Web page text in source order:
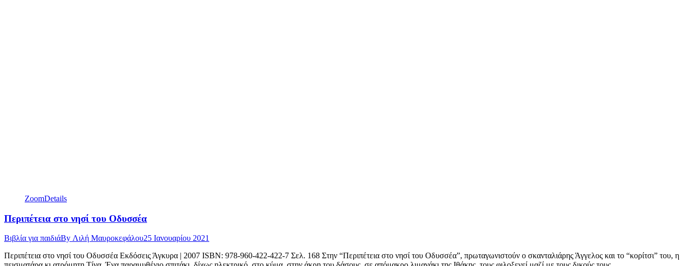
ZoomDetails
Περιπέτεια στο νησί του Οδυσσέα
Βιβλία για παιδιάBy Λιλή Μαυροκεφάλου25 Ιανουαρίου 2021
Περιπέτεια στο νησί του Οδυσσέα Εκδόσεις Άγκυρα | 2007 ISBN: 978-960-422-422-7 Σελ. 168 Στην “Περιπέτεια στο νησί του Οδυσσέα”, πρωταγωνιστούν ο σκανταλιάρης Άγγελος και το “κορίτσι” του, η